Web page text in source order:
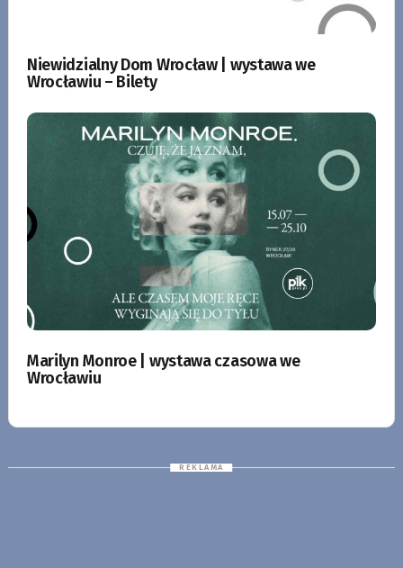
Niewidzialny Dom Wrocław | wystawa we
Wrocławiu – Bilety
Marilyn Monroe | wystawa czasowa we
Wrocławiu